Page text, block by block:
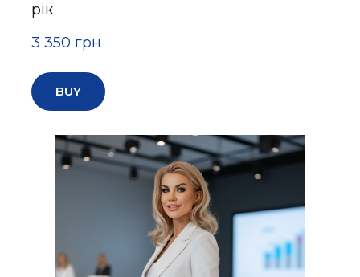
рік
3 350 грн
BUY